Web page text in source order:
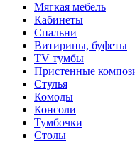
Мягкая мебель
Кабинеты
Спальни
Витирины, буфеты
TV тумбы
Пристенные
Стулья
Комоды
Консоли
Тумбочки
Столы